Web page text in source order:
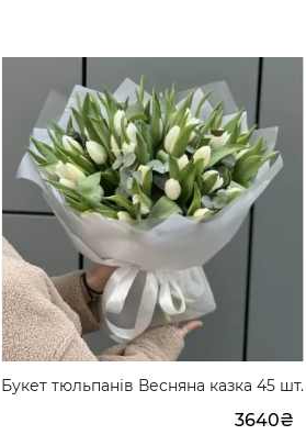
Букет тюльпанів Весняна казка 45 шт.
3640₴